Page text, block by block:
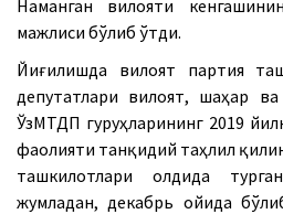
Наманган вилояти
мажлиси бўлиб ўтди.
Йиғилишда вилоят партия
депутатлари вилоят, шаҳар
ЎзМТДП гуруҳларининг 2019
фаолияти танқидий таҳлил
ташкилотлари олдида
жумладан, декабрь ойида